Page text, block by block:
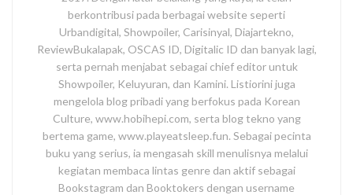
berkontribusi pada berbagai website seperti
Urbandigital, Showpoiler, Carisinyal, Diajartekno,
ReviewBukalapak, OSCAS ID, Digitalic ID dan banyak lagi,
serta pernah menjabat sebagai chief editor untuk
Showpoiler, Keluyuran, dan Kamini. Listiorini juga
mengelola blog pribadi yang berfokus pada Korean
Culture, www.hobihepi.com, serta blog tekno yang
bertema game, www.playeatsleep.fun. Sebagai pecinta
buku yang serius, ia mengasah skill menulisnya melalui
kegiatan membaca lintas genre dan aktif sebagai
Bookstagram dan Booktokers dengan username